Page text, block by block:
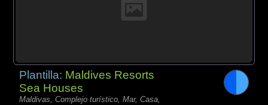
Plantilla: Maldives Resorts
Sea Houses
Maldivas, Complejo turístico, Mar, Casa,